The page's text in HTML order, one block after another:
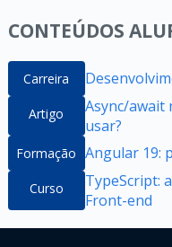
CONTEÚDOS
Carreira
Artigo
Async/await
usar?
Formação Angular 19:
Curso
TypeScript:
Front-end